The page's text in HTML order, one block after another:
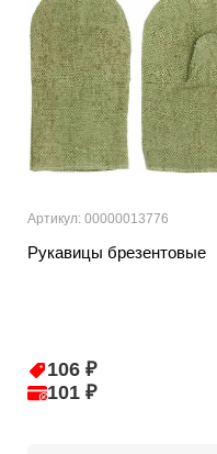
Артикул: 00000013776
Рукавицы брезентовые
106 ₽
101 ₽